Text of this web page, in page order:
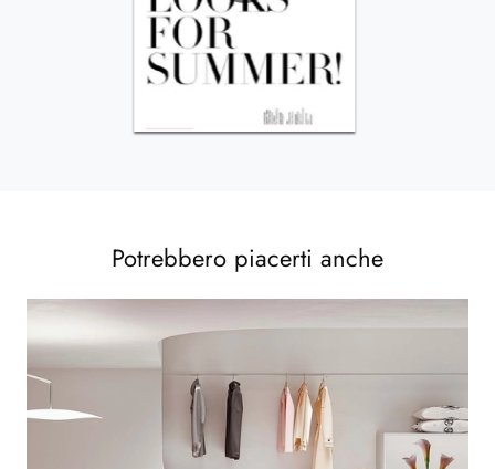
Potrebbero piacerti anche